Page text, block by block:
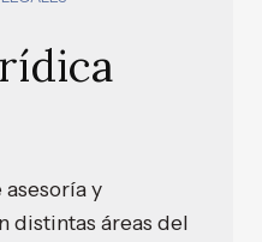
y
distintas áreas del